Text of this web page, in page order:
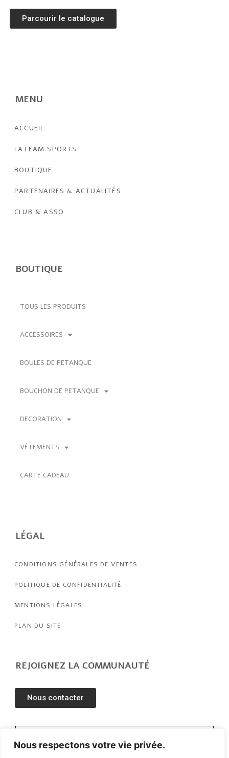
Nous respectons votre vie privée.
Parcourir le catalogue
MENU
ACCUEIL
LATEAM SPORTS
BOUTIQUE
PARTENAIRES & ACTUALITÉS
CLUB & ASSO
BOUTIQUE
TOUS LES PRODUITS
ACCESSOIRES
BOULES DE PETANQUE
BOUCHON DE PETANQUE
DECORATION
VÊTEMENTS
CARTE CADEAU
LÉGAL
CONDITIONS GÉNÉRALES DE VENTES
POLITIQUE DE CONFIDENTIALITÉ
MENTIONS LÉGALES
PLAN DU SITE
REJOIGNEZ LA COMMUNAUTÉ
Nous contacter
J'accepte d'être recontacté.e et de recevoir les